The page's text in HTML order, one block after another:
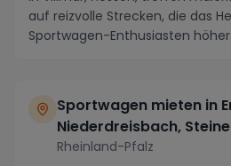
auf reizvolle Strecken, die das
Sportwagen-Enthusiasten
Sportwagen mieten in
Niederdreisbach,
Rheinland-Pfalz